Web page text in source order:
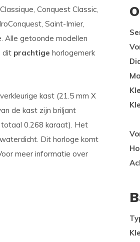
Conquest Classic,
Saint-Imier,
Alle getoonde modellen
dit prachtige horlogemerk
kast (21.5 mm X
de kast zijn briljant
0.268 karaat). Het
Dit horloge komt
meer informatie over